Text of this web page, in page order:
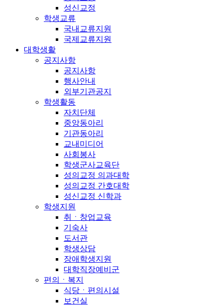
성신교정
학생교류
국내교류지원
국제교류지원
대학생활
공지사항
공지사항
행사안내
외부기관공지
학생활동
자치단체
중앙동아리
기관동아리
교내미디어
사회봉사
학생군사교육단
성의교정 의과대학
성의교정 간호대학
성신교정 신학과
학생지원
취ㆍ창업교육
기숙사
도서관
학생상담
장애학생지원
대학직장예비군
편의ㆍ복지
식당ㆍ편의시설
보건실